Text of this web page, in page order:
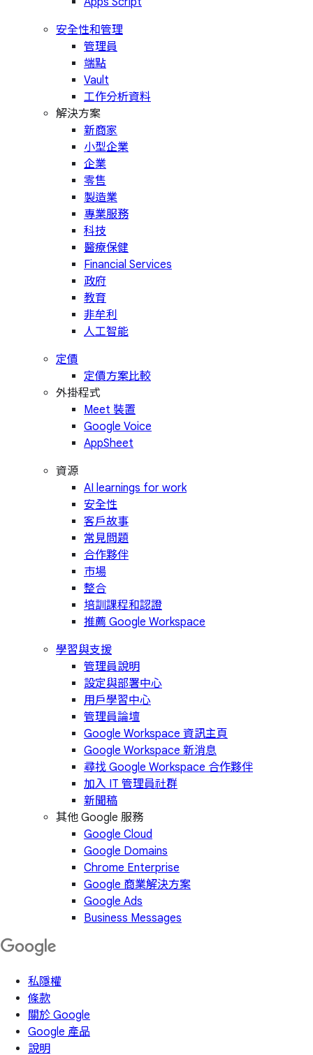
安全性和管理
管理員
端點
Vault
工作分析資料
解決方案
新商家
小型企業
企業
零售
製造業
專業服務
科技
醫療保健
Financial Services
政府
教育
非牟利
人工智能
定價
定價方案比較
外掛程式
Meet 裝置
Google Voice
AppSheet
資源
AI learnings for work
安全性
客戶故事
常見問題
合作夥伴
市場
整合
培訓課程和認證
推薦 Google Workspace
學習與支援
管理員說明
設定與部署中心
用戶學習中心
管理員論壇
Google Workspace 資訊主頁
Google Workspace 新消息
尋找 Google Workspace 合作夥伴
加入 IT 管理員社群
新聞稿
其他 Google 服務
Google Cloud
Google Domains
Chrome Enterprise
Google 商業解決方案
Google Ads
Business Messages
私隱權
條款
關於 Google
Google 產品
說明